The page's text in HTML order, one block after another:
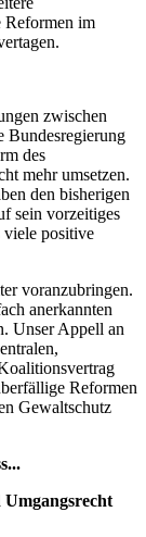
Reformen im
zwischen
Bundesregierung
des
mehr umsetzen.
den bisherigen
sein vorzeitiges
viele positive
voranzubringen.
anerkannten
Unser Appell an
Reformen
Gewaltschutz